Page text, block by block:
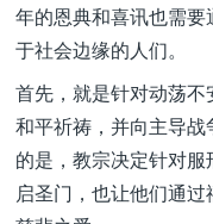
年的恩典和喜讯也需
于社会边缘的人们。
首先，就是针对动荡
和平祈祷，并向主导
的是，教宗决定针对
启圣门，也让他们通